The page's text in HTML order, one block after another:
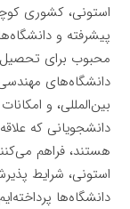
استونی، کشوری
پیشرفته و
محبوب برای
دانشگاه‌های
بین‌المللی، و
دانشجویانی که
هستند، فراهم
استونی، شرایط
دانشگاه‌ها